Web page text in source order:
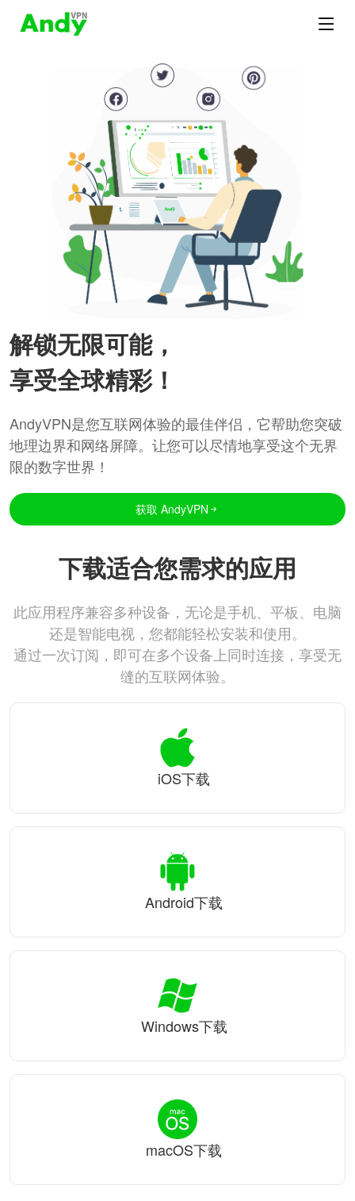
解锁无限可能，
享受全球精彩！
AndyVPN是您互联网体验的最佳伴侣，它帮助您突破
地理边界和网络屏障。让您可以尽情地享受这个无界
限的数字世界！
获取 AndyVPN
下载适合您需求的应用
此应用程序兼容多种设备，无论是手机、平板、电脑
还是智能电视，您都能轻松安装和使用。
通过一次订阅，即可在多个设备上同时连接，享受无
缝的互联网体验。
iOS下载
Android下载
Windows下载
macOS下载